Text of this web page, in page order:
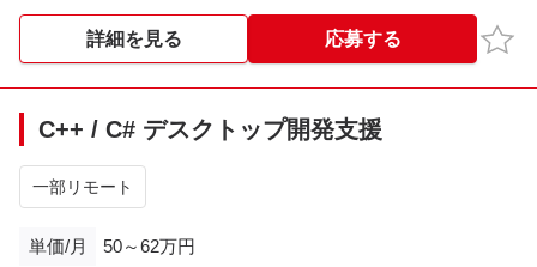
※※こちらの案件は現在募集を終了しております※※​
詳細を見る 応募する お気
C++ / C# デスクトップ開発支援
一部リモート
単価/月 50～62万円